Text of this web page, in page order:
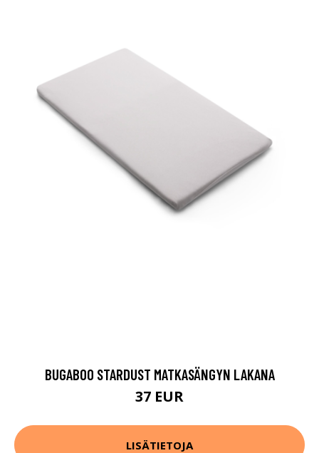
BUGABOO STARDUST MATKASÄNGYN LAKANA
37 EUR
LISÄTIETOJA